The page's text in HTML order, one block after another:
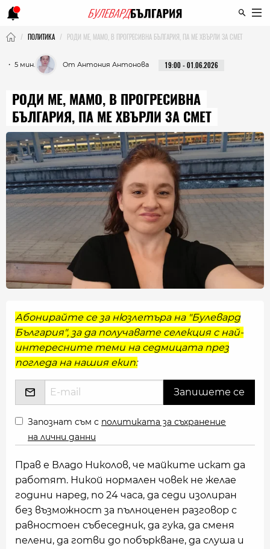
ПОЛИТИКА РОДИ МЕ, МАМО, В ПРОГРЕСИВНА БЪЛГАРИЯ, ПА МЕ ХВЪРЛИ ЗА СМЕТ
・ 5 мин. От Антония Антонова 19:00 - 01.06.2026
РОДИ МЕ, МАМО, В ПРОГРЕСИВНА
БЪЛГАРИЯ, ПА МЕ ХВЪРЛИ ЗА СМЕТ
Абонирайте се за нюзлетъра на "Булевард
България", за да получавате селекция с най-
интересните теми на седмицата през
погледа на нашия екип:
Запознат съм с политиката за съхранение
на лични данни
Прав е Владо Николов, че майките искат да
работят. Никой нормален човек не желае
години наред, по 24 часа, да седи изолиран
без възможност за пълноценен разговор с
равностоен събеседник, да гука, да сменя
пелени, да готви до побъркване, да слуша и